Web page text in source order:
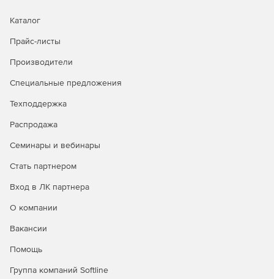
Каталог
Прайс-листы
Производители
Специальные предложения
Техподдержка
Распродажа
Семинары и вебинары
Стать партнером
Вход в ЛК партнера
О компании
Вакансии
Помощь
Группа компаний Softline